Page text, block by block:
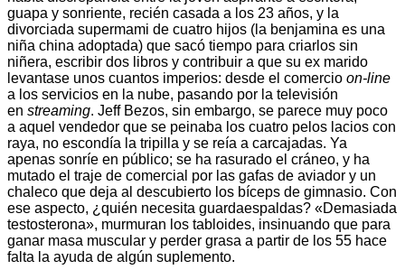
guapa y sonriente, recién casada a los 23 años, y la
divorciada supermami de cuatro hijos (la benjamina es una
niña china adoptada) que sacó tiempo para criarlos sin
niñera, escribir dos libros y contribuir a que su ex marido
levantase unos cuantos imperios: desde el comercio on-line
a los servicios en la nube, pasando por la televisión
en streaming. Jeff Bezos, sin embargo, se parece muy poco
a aquel vendedor que se peinaba los cuatro pelos lacios con
raya, no escondía la tripilla y se reía a carcajadas. Ya
apenas sonríe en público; se ha rasurado el cráneo, y ha
mutado el traje de comercial por las gafas de aviador y un
chaleco que deja al descubierto los bíceps de gimnasio. Con
ese aspecto, ¿quién necesita guardaespaldas? «Demasiada
testosterona», murmuran los tabloides, insinuando que para
ganar masa muscular y perder grasa a partir de los 55 hace
falta la ayuda de algún suplemento.